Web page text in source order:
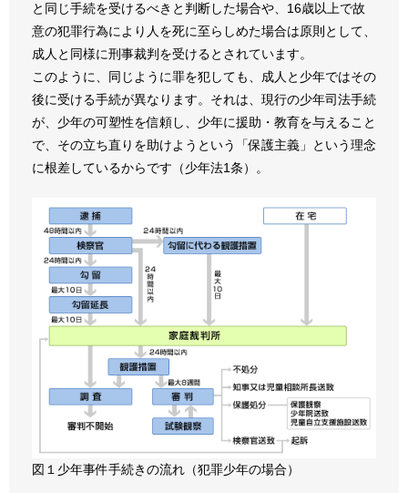
と同じ手続を受けるべきと判断した場合や、16歳以上で故
意の犯罪行為により人を死に至らしめた場合は原則として、
成人と同様に刑事裁判を受けるとされています。
このように、同じように罪を犯しても、成人と少年ではその
後に受ける手続が異なります。それは、現行の少年司法手続
が、少年の可塑性を信頼し、少年に援助・教育を与えること
で、その立ち直りを助けようという「保護主義」という理念
に根差しているからです（少年法1条）。
図１少年事件手続きの流れ（犯罪少年の場合）